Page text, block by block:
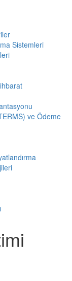
Sistemleri
ve Ödeme